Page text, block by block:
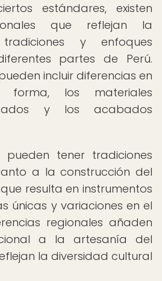
estándares, existen
que reflejan la
y enfoques
partes de Perú.
incluir diferencias en
los materiales
y los acabados
pueden tener tradiciones
a la construcción del
resulta en instrumentos
únicas y variaciones en el
regionales añaden
a la artesanía del
la diversidad cultural